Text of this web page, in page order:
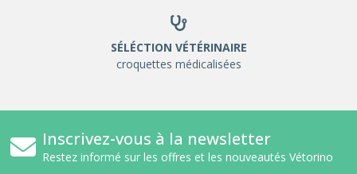
SÉLÉCTION VÉTÉRINAIRE
croquettes médicalisées
Inscrivez-vous à la newsletter
Restez informé sur les offres et les nouveautés Vétorino